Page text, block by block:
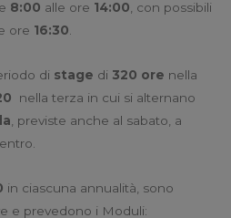
8:00 alle ore 14:00, con possibili
ore 16:30.
di stage di 320 ore nella
nella terza in cui si alternano
, previste anche al sabato, a
in ciascuna annualità, sono
e prevedono i Moduli: